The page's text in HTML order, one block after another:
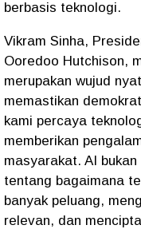
berbasis teknologi.
Vikram Sinha,
Ooredoo Hutchison,
merupakan wujud
memastikan
kami percaya
memberikan
masyarakat. AI
tentang bagaimana
banyak peluang,
relevan, dan